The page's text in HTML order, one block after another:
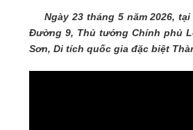
05/6/2021)
CHÀO MỪNG KỶ NIỆM 75
TRUYỀN THỐNG LỰC
QUÂN KHU 4 (15/10/
Ngày 23 tháng 5 năm 2026,
Đường 9, Thủ tướng Chính phủ
Sơn, Di tích quốc gia đặc biệt